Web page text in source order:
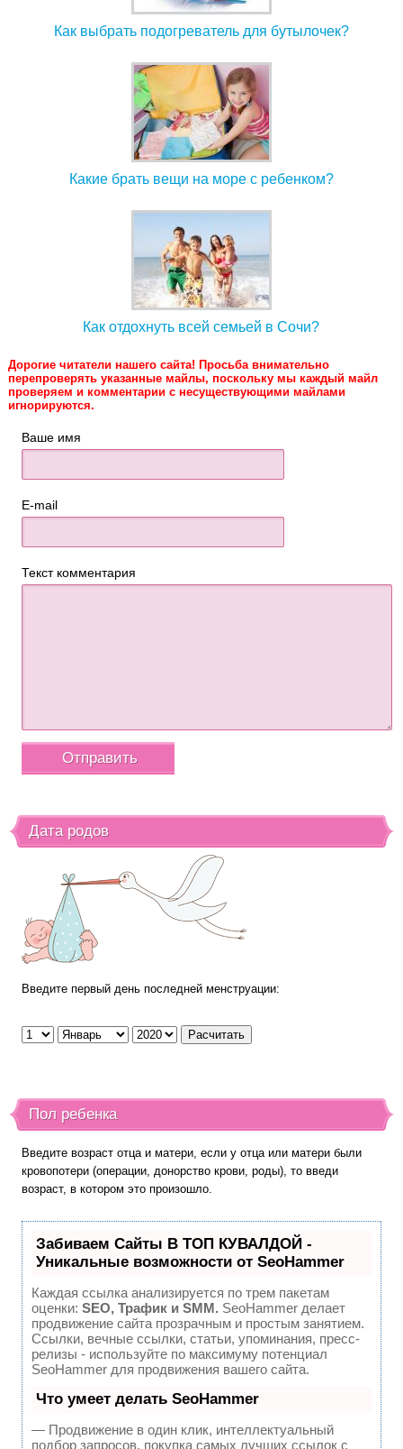
Как выбрать подогреватель для бутылочек?
Какие брать вещи на море с ребенком?
Как отдохнуть всей семьей в Сочи?
Дорогие читатели нашего сайта! Просьба внимательно
перепроверять указанные майлы, поскольку мы каждый майл
проверяем и комментарии с несуществующими майлами
игнорируются.
Ваше имя
E-mail
Текст комментария
Дата родов
Введите первый день последней менструации:
Пол ребенка
Введите возраст отца и матери, если у отца или матери были
кровопотери (операции, донорство крови, роды), то введи
возраст, в котором это произошло.
Забиваем Сайты В ТОП КУВАЛДОЙ -
Уникальные возможности от SeoHammer
Каждая ссылка анализируется по трем пакетам
оценки: SEO, Трафик и SMM. SeoHammer делает
продвижение сайта прозрачным и простым занятием.
Ссылки, вечные ссылки, статьи, упоминания, пресс-
релизы - используйте по максимуму потенциал
SeoHammer для продвижения вашего сайта.
Что умеет делать SeoHammer
— Продвижение в один клик, интеллектуальный
подбор запросов, покупка самых лучших ссылок с